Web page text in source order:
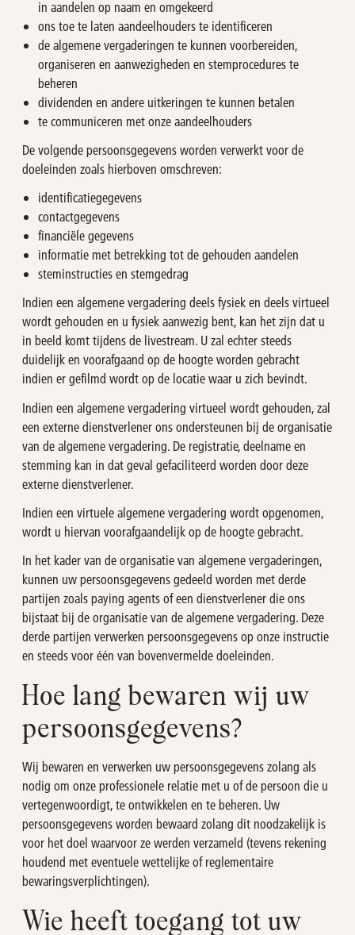
in aandelen op naam en omgekeerd
ons toe te laten aandeelhouders te identificeren
de algemene vergaderingen te kunnen voorbereiden,
organiseren en aanwezigheden en stemprocedures te
beheren
dividenden en andere uitkeringen te kunnen betalen
te communiceren met onze aandeelhouders
De volgende persoonsgegevens worden verwerkt voor de
doeleinden zoals hierboven omschreven:
identificatiegegevens
contactgegevens
financiële gegevens
informatie met betrekking tot de gehouden aandelen
steminstructies en stemgedrag
Indien een algemene vergadering deels fysiek en deels virtueel
wordt gehouden en u fysiek aanwezig bent, kan het zijn dat u
in beeld komt tijdens de livestream. U zal echter steeds
duidelijk en voorafgaand op de hoogte worden gebracht
indien er gefilmd wordt op de locatie waar u zich bevindt.
Indien een algemene vergadering virtueel wordt gehouden, zal
een externe dienstverlener ons ondersteunen bij de organisatie
van de algemene vergadering. De registratie, deelname en
stemming kan in dat geval gefaciliteerd worden door deze
externe dienstverlener.
Indien een virtuele algemene vergadering wordt opgenomen,
wordt u hiervan voorafgaandelijk op de hoogte gebracht.
In het kader van de organisatie van algemene vergaderingen,
kunnen uw persoonsgegevens gedeeld worden met derde
partijen zoals paying agents of een dienstverlener die ons
bijstaat bij de organisatie van de algemene vergadering. Deze
derde partijen verwerken persoonsgegevens op onze instructie
en steeds voor één van bovenvermelde doeleinden.
Hoe lang bewaren wij uw
persoonsgegevens?
Wij bewaren en verwerken uw persoonsgegevens zolang als
nodig om onze professionele relatie met u of de persoon die u
vertegenwoordigt, te ontwikkelen en te beheren. Uw
persoonsgegevens worden bewaard zolang dit noodzakelijk is
voor het doel waarvoor ze werden verzameld (tevens rekening
houdend met eventuele wettelijke of reglementaire
bewaringsverplichtingen).
Wie heeft toegang tot uw